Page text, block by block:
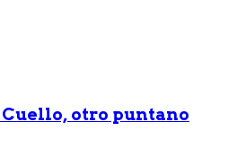
Cuello, otro puntano